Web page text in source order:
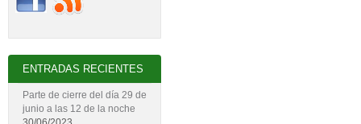
ENTRADAS RECIENTES
Parte de cierre del día 29 de
junio a las 12 de la noche